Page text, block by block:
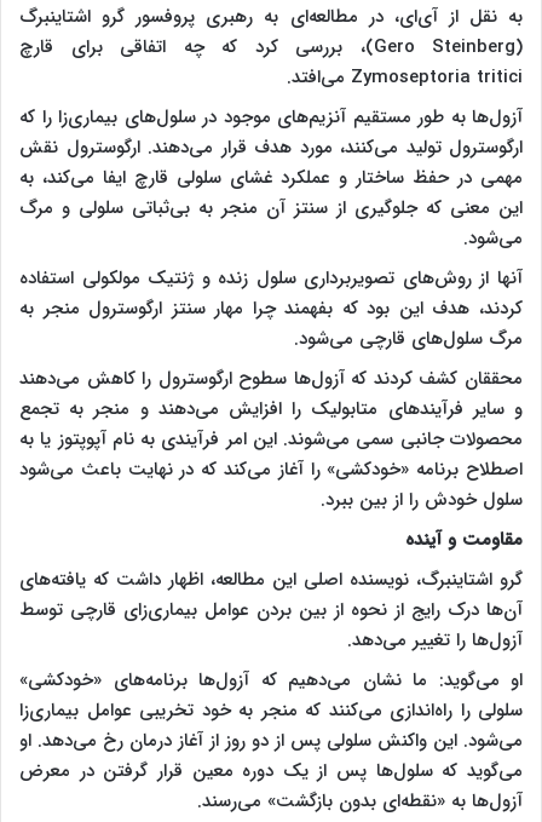
به نقل از آی‌ای، در مطالعه‌ای به رهبری پروفسور گرو اشتاینبرگ
(Gero Steinberg)، بررسی کرد که چه اتفاقی برای قارچ
Zymoseptoria tritici می‌افتد.
آزول‌ها به طور مستقیم آنزیم‌های موجود در سلول‌های بیماری‌زا را که
ارگوسترول تولید می‌کنند، مورد هدف قرار می‌دهند. ارگوسترول نقش
مهمی در حفظ ساختار و عملکرد غشای سلولی قارچ ایفا می‌کند، به
این معنی که جلوگیری از سنتز آن منجر به بی‌ثباتی سلولی و مرگ
می‌شود.
آنها از روش‌های تصویربرداری سلول زنده و ژنتیک مولکولی استفاده
کردند، هدف این بود که بفهمند چرا مهار سنتز ارگوسترول منجر به
مرگ سلول‌های قارچی می‌شود.
محققان کشف کردند که آزول‌ها سطوح ارگوسترول را کاهش می‌دهند
و سایر فرآیندهای متابولیک را افزایش می‌دهند و منجر به تجمع
محصولات جانبی سمی می‌شوند. این امر فرآیندی به نام آپوپتوز یا به
اصطلاح برنامه «خودکشی» را آغاز می‌کند که در نهایت باعث می‌شود
سلول خودش را از بین ببرد.
مقاومت و آینده
گرو اشتاینبرگ، نویسنده اصلی این مطالعه، اظهار داشت که یافته‌های
آن‌ها درک رایج از نحوه از بین بردن عوامل بیماری‌زای قارچی توسط
آزول‌ها را تغییر می‌دهد.
او می‌گوید: ما نشان می‌دهیم که آزول‌ها برنامه‌های «خودکشی»
سلولی را راه‌اندازی می‌کنند که منجر به خود تخریبی عوامل بیماری‌زا
می‌شود. این واکنش سلولی پس از دو روز از آغاز درمان رخ می‌دهد. او
می‌گوید که سلول‌ها پس از یک دوره معین قرار گرفتن در معرض
آزول‌ها به «نقطه‌ای بدون بازگشت» می‌رسند.